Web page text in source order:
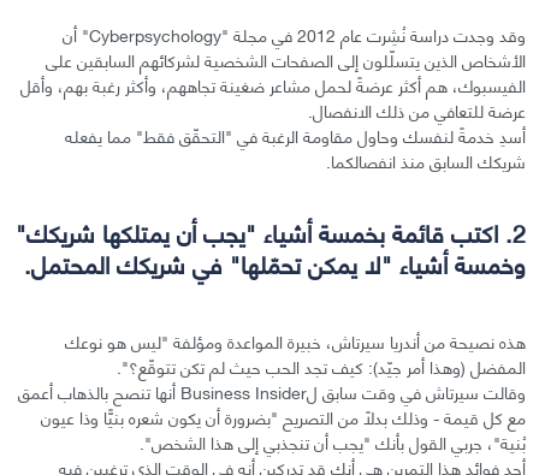
وقد وجدت دراسة نُشِرت عام 2012 في مجلة "Cyberpsychology" أن
الأشخاص الذين يتسلّلون إلى الصفحات الشخصية لشركائهم السابقين على
الفيسبوك، هم أكثر عرضةً لحمل مشاعر ضغينة تجاههم، وأكثر رغبة بهم، وأقل
عرضة للتعافي من ذلك الانفصال.
أسدِ خدمةً لنفسك وحاول مقاومة الرغبة في "التحقّق فقط" مما يفعله
شريكك السابق منذ انفصالكما.
2. اكتب قائمة بخمسة أشياء "يجب أن يمتلكها شريكك"
وخمسة أشياء "لا يمكن تحمّلها" في شريكك المحتمل.
هذه نصيحة من أندريا سيرتاش، خبيرة المواعدة ومؤلفة "ليس هو نوعك
المفضل (وهذا أمر جيّد): كيف تجد الحب حيث لم تكن تتوقّع؟".
وقالت سيرتاش في وقت سابق لBusiness Insider أنها تنصح بالذهاب أعمق
مع كل قيمة - وذلك بدلاً من التصريح "بضرورة أن يكون شعره بنيًّا وذا عيون
بُنية"، جربي القول بأنك "يجب أن تنجذبي إلى هذا الشخص".
أحد فوائد هذا التمرين هي أنك قد تدركين أنه في الوقت الذي ترغبين فيه